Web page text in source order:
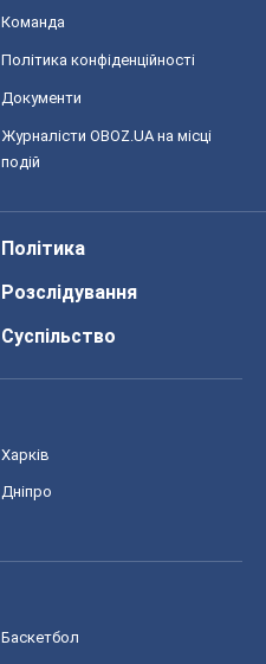
Команда
Політика конфіденційності
Документи
Журналісти OBOZ.UA на місці
подій
Політика
Розслідування
Суспільство
Харків
Дніпро
Баскетбол